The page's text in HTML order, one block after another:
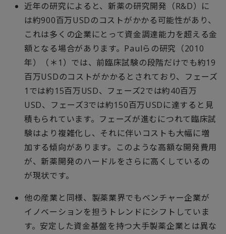
近年の研究によると、新薬の研究開発（R&D）に
は約900百万USDのコストがかかる可能性があり、
これは多くの企業にとって資金調達能力を超える金
額となる場合があります。 Paulらの研究（2010
年）（＊ 1 ）では、前臨床試験の段階だけでも約19
百万USDのコストがかかるとされており、フェーズ
1 では約15百万USD、フェーズ2では約40百万
USD、フェーズ3では約150百万USDに達すると見
積もられています。フェーズが進むにつれて臨床試
験はより複雑化し、それに伴いコストも大幅に増
加する傾向があります。このような高額な開発費用
が、新薬開発のハードルをさらに高くしているの
が現状です。
他の産業と同様、製薬業界でもベンチャー企業が
イノベーションを担うトレンドにシフトしていま
す。安定した資金基盤を持つ大手製薬企業とは異な